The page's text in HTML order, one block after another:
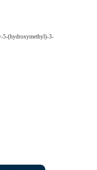
5-(hydroxymethyl)-3-